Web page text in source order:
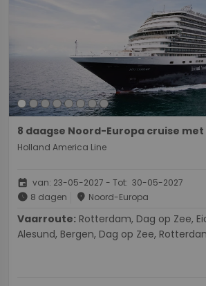
8 daagse Noord-Europa cruise
Holland America Line
event van: 23-05-2027 - Tot: 30-05-2027
schedule 8 dagen place Noord-Europa
Vaarroute:
Alesund, Bergen, Dag op Zee,